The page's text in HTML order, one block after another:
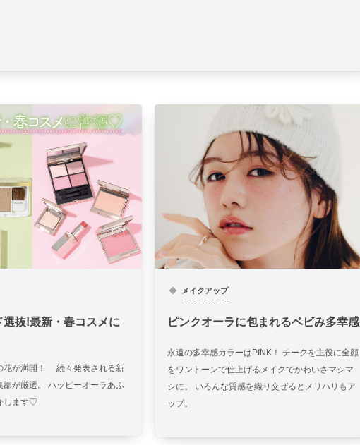
抜!最新・春コスメに
花が満開！ 続々発表される新
部が厳選。 ハッピーオーラあふ
します♡
メイクアップ
ピンクオーラに包まれるベビみ多幸感
永遠の多幸感カラーはPINK！ チークを主役に全顔
をワントーンで仕上げるメイクでかわいさマシマ
シに。 いろんな質感を織り交ぜるとメリハリもア
ップ。